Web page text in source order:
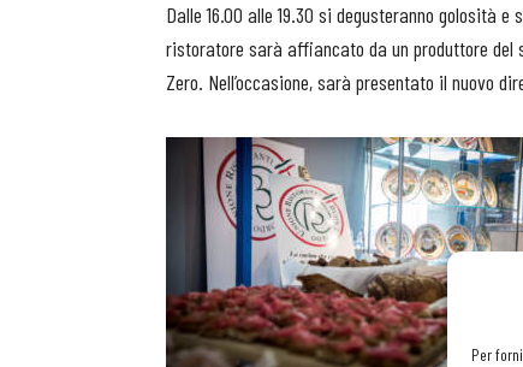
Per
Dalle 16.00 alle 19.30 si degusteranno golosità
ristoratore sarà affiancato da un produttore del
Zero. Nell’occasione, sarà presentato il nuovo